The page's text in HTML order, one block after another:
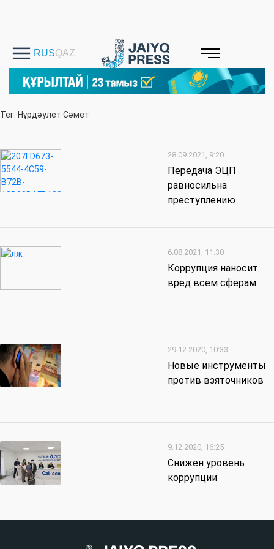
Тег: Нұрдәулет Сәмет
28.09.2021, 9:20
Передача ЭЦП
равносильна
преступлению
6.08.2021, 11:30
Коррупция наносит
вред всем сферам
29.12.2020, 10:33
Новые инструменты
против взяточников
9.12.2020, 16:25
Снижен уровень
коррупции